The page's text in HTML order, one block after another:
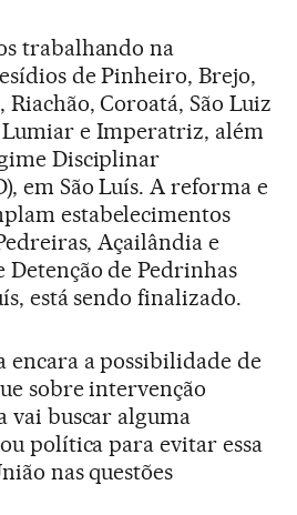
trabalhando na
de Pinheiro, Brejo,
Coroatá, São Luiz
Lumiar e Imperatriz, além
Disciplinar
em São Luís. A reforma e
estabelecimentos
Açailândia e
Detenção de Pedrinhas
está sendo finalizado.
encara a possibilidade de
sobre intervenção
vai buscar alguma
política para evitar essa
nas questões